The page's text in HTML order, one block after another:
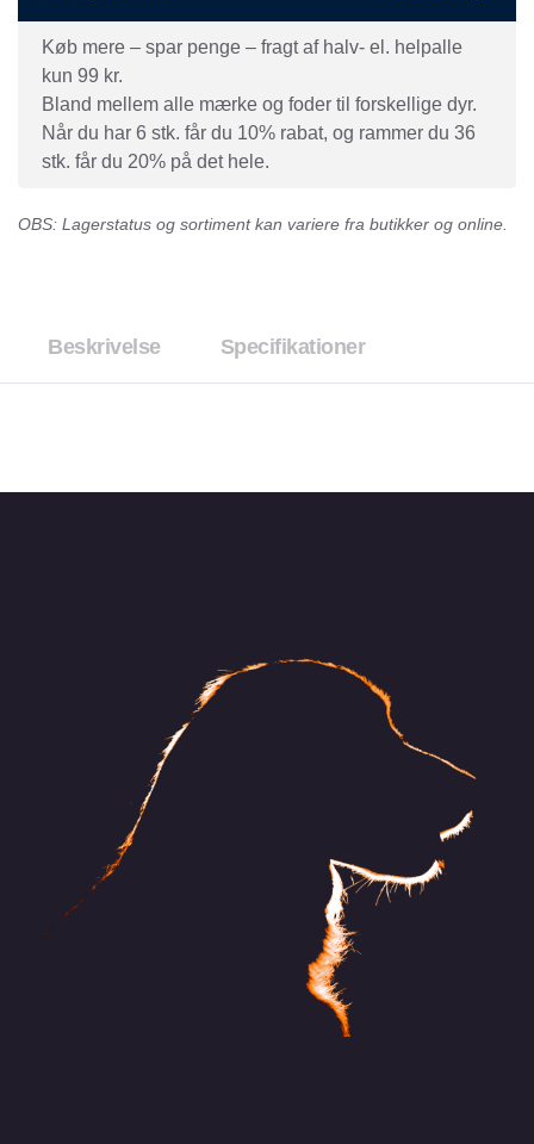
Køb mere – spar penge – fragt af halv- el. helpalle
kun 99 kr.
Bland mellem alle mærke og foder til forskellige dyr.
Når du har 6 stk. får du 10% rabat, og rammer du 36
stk. får du 20% på det hele.
OBS: Lagerstatus og sortiment kan variere fra butikker og online.
Beskrivelse Specifikationer